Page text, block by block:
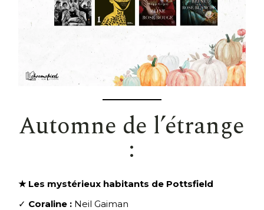
Automne de l’étrange
:
★ Les mystérieux habitants de Pottsfield
✓ Coraline : Neil Gaiman